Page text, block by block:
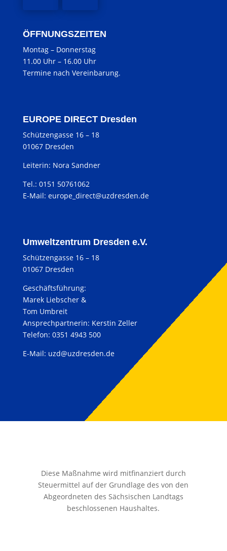
ÖFFNUNGSZEITEN
Montag –Donnerstag
11.00 Uhr –16.00 Uhr
Termine nach Vereinbarung.
EUROPE DIRECT Dresden
Schützengasse 16 – 18
01067 Dresden
Leiterin: Nora Sandner
Tel.: 0151 50761062
E-Mail: europe_direct@uzdresden.de
Umweltzentrum Dresden e.V.
Schützengasse 16 – 18
01067 Dresden
Geschäftsführung:
Marek Liebscher &
Tom Umbreit
Ansprechpartnerin: Kerstin Zeller
Telefon: 0351 4943 500
E-Mail: uzd@uzdresden.de
Diese Maßnahme wird mitfinanziert durch
Steuermittel auf der Grundlage des von den
Abgeordneten des Sächsischen Landtags
beschlossenen Haushaltes.